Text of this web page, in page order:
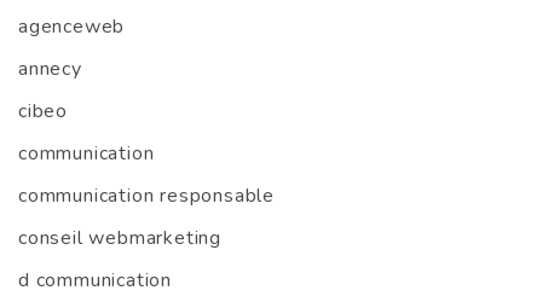
agenceweb
annecy
cibeo
communication
communication responsable
conseil webmarketing
d communication